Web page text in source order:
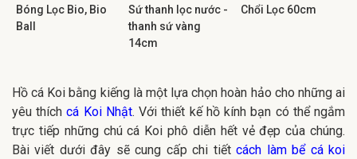
Bóng Lọc Bio, Bio
Ball
Sứ thanh lọc nước -
thanh sứ vàng
14cm
Chổi Lọc 60cm
Hồ cá Koi bằng kiếng là một lựa chọn hoàn hảo cho những ai
yêu thíchcá Koi Nhật. Với thiết kế hồ kính bạn có thể ngắm
trực tiếp những chú cá Koi phô diễn hết vẻ đẹp của chúng.
Bài viết dưới đây sẽ cung cấp chi tiếtcách làm bể cá koi